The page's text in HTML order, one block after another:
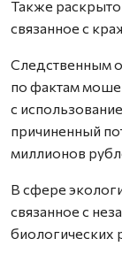
Также
связанное с
Следственным
по фактам
с
причиненный
миллионов
В сфере
связанное с
биологических